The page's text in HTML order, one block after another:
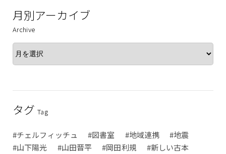
月別アーカイブ
Archive
タグTag
#チェルフィッチュ #図書室 #地域連携
#地震
#山下陽光
#山田晋平 #岡田利規
#新しい古本